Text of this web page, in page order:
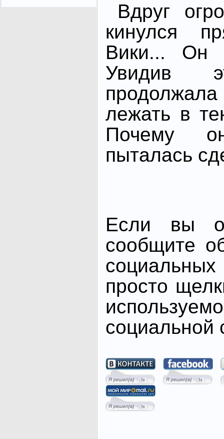
Вдруг
кинулся
Вики... Он
Увидив
лежать в
Почему
пыталась
Если вы
сообщите
просто
социальной